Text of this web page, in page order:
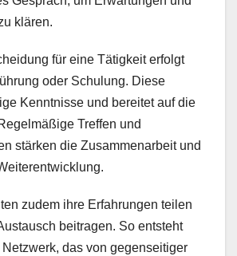
klären.
für eine Tätigkeit erfolgt
oder Schulung. Diese
Kenntnisse und bereitet auf die
Treffen und
stärken die Zusammenarbeit und
zudem ihre Erfahrungen teilen
beitragen. So entsteht
das von gegenseitiger